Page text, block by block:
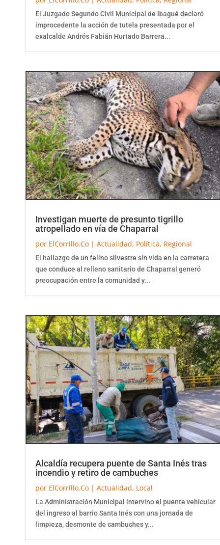
El Juzgado Segundo Civil Municipal de Ibagué declaró
improcedente la acción de tutela presentada por el
exalcalde Andrés Fabián Hurtado Barrera...
Investigan muerte de presunto tigrillo
atropellado en vía de Chaparral
por ElCorrillo.Co | Actualidad, Política, Regional
El hallazgo de un felino silvestre sin vida en la carretera
que conduce al relleno sanitario de Chaparral generó
preocupación entre la comunidad y...
Alcaldía recupera puente de Santa Inés tras
incendio y retiro de cambuches
por ElCorrillo.Co | Actualidad, Local
La Administración Municipal intervino el puente vehicular
del ingreso al barrio Santa Inés con una jornada de
limpieza, desmonte de cambuches y...